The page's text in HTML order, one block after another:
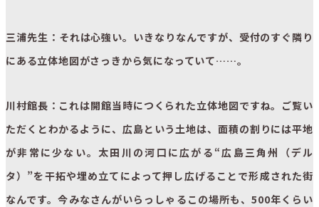
三浦先生：それは心強い。いきなりなんですが、受付のすぐ隣り
にある立体地図がさっきから気になっていて……。
川村館長：これは開館当時につくられた立体地図ですね。ご覧い
ただくとわかるように、広島という土地は、面積の割りには平地
が非常に少ない。太田川の河口に広がる“広島三角州（デル
タ）”を干拓や埋め立てによって押し広げることで形成された街
なんです。今みなさんがいらっしゃるこの場所も、500年くらい